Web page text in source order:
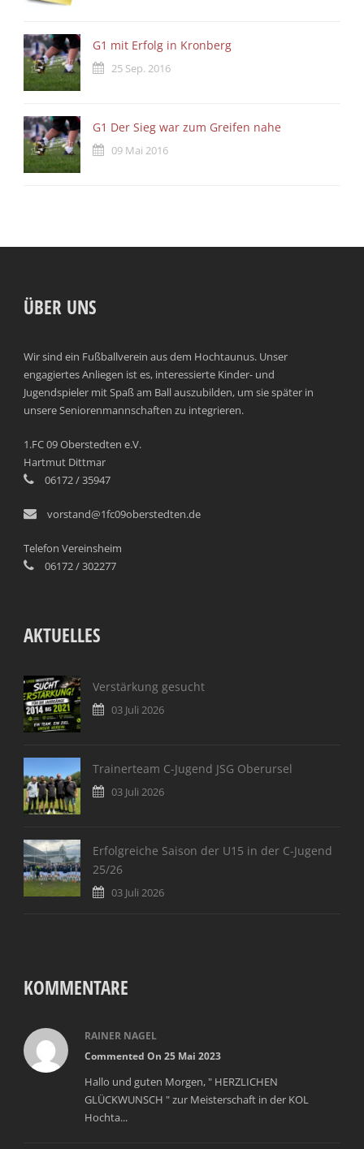
G1 mit Erfolg in Kronberg
25 Sep. 2016
G1 Der Sieg war zum Greifen nahe
09 Mai 2016
ÜBER UNS
Wir sind ein Fußballverein aus dem Hochtaunus. Unser
engagiertes Anliegen ist es, interessierte Kinder- und
Jugendspieler mit Spaß am Ball auszubilden, um sie später in
unsere Seniorenmannschaften zu integrieren.
1.FC 09 Oberstedten e.V.
Hartmut Dittmar
06172 / 35947
vorstand@1fc09oberstedten.de
Telefon Vereinsheim
06172 / 302277
AKTUELLES
Verstärkung gesucht
03 Juli 2026
Trainerteam C-Jugend JSG Oberursel
03 Juli 2026
Erfolgreiche Saison der U15 in der C-Jugend
25/26
03 Juli 2026
KOMMENTARE
RAINER NAGEL
Commented On 25 Mai 2023
Hallo und guten Morgen, " HERZLICHEN
GLÜCKWUNSCH " zur Meisterschaft in der KOL
Hochta...